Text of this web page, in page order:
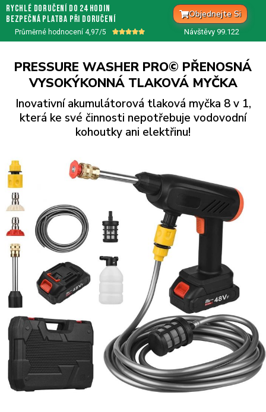
rychlé doručení do 24 hodin
bezpečná platba při doručení
Objednejte Si
Průměrné hodnocení 4,97/5  Návštěvy 99. 122
PRESSURE WASHER PRO© PŘENOSNÁ
VYSOKÝKONNÁ TLAKOVÁ MYČKA
Inovativní akumulátorová tlaková myčka 8 v 1,
která ke své činnosti nepotřebuje vodovodní
kohoutky ani elektřinu!